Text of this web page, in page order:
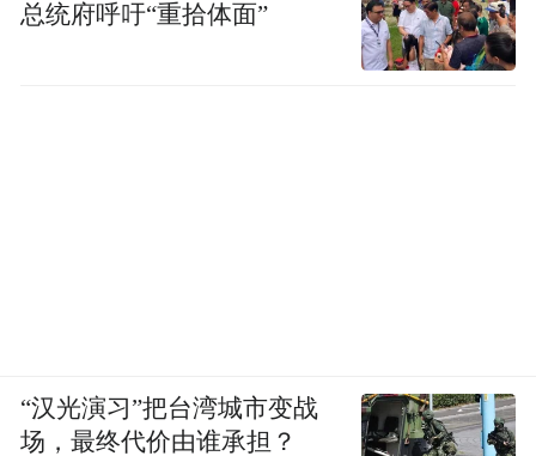
总统府呼吁“重拾体面”
“汉光演习”把台湾城市变战
场，最终代价由谁承担？